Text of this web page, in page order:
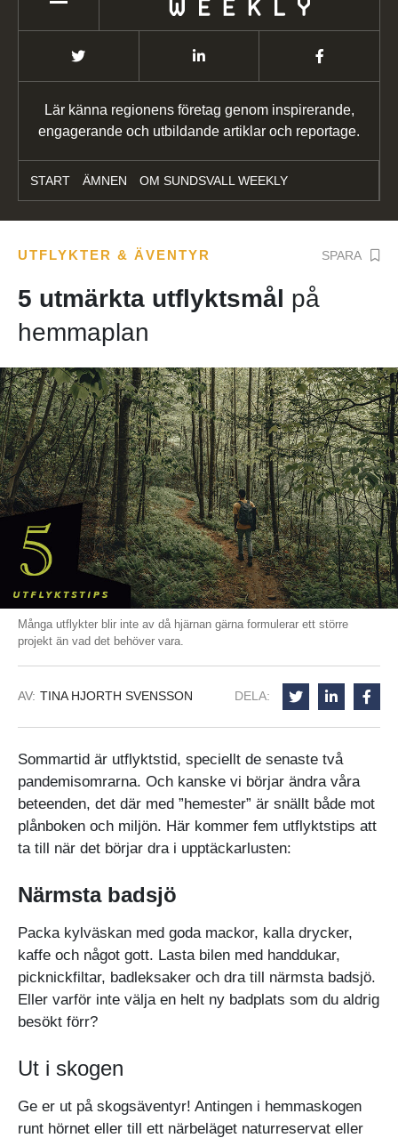
Lär känna regionens företag genom inspirerande,
engagerande och utbildande artiklar och reportage.
START ÄMNEN OM SUNDSVALL WEEKLY
UTFLYKTER & ÄVENTYR SPARA
5 utmärkta utflyktsmål på
hemmaplan
Många utflykter blir inte av då hjärnan gärna formulerar ett större
projekt än vad det behöver vara.
AV: TINA HJORTH SVENSSON DELA:
Sommartid är utflyktstid, speciellt de senaste två
pandemisomrarna. Och kanske vi börjar ändra våra
beteenden, det där med ”hemester” är snällt både mot
plånboken och miljön. Här kommer fem utflyktstips att
ta till när det börjar dra i upptäckarlusten:
Närmsta badsjö
Packa kylväskan med goda mackor, kalla drycker,
kaffe och något gott. Lasta bilen med handdukar,
picknickfiltar, badleksaker och dra till närmsta badsjö.
Eller varför inte välja en helt ny badplats som du aldrig
besökt förr?
Ut i skogen
Ge er ut på skogsäventyr! Antingen i hemmaskogen
runt hörnet eller till ett närbeläget naturreservat eller